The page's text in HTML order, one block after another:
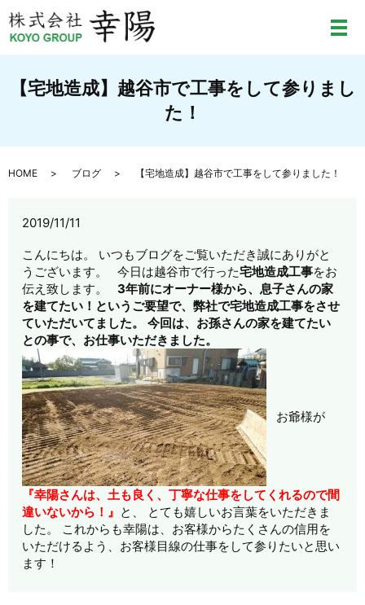
メ
【宅地造成】越谷市で工事をして参りまし
た！
HOME ブログ 【宅地造成】越谷市で工事をして参りました！
2019/11/11
こんにちは。 いつもブログをご覧いただき誠にありがと
うございます。 今日は越谷市で行った宅地造成工事をお
伝え致します。 3年前にオーナー様から、息子さんの家
を建てたい！というご要望で、弊社で宅地造成工事をさせ
ていただいてました。
今回は、お孫さんの家を建てたい
との事で、お仕事いただきました。
お爺様が
『幸陽さんは、土も良く、丁寧な仕事をしてくれるので間
違いないから！』 と、 とても嬉しいお言葉をいただきま
した。 これからも幸陽は、お客様からたくさんの信用を
いただけるよう、お客様目線の仕事をして参りたいと思い
ます！